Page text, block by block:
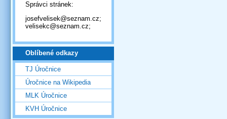
Správci stránek:
josefvelisek@seznam.cz;
velisekc@seznam.cz;
Oblíbené odkazy
TJ Úročnice
Úročnice na Wikipedia
MLK Úročnice
KVH Úročnice